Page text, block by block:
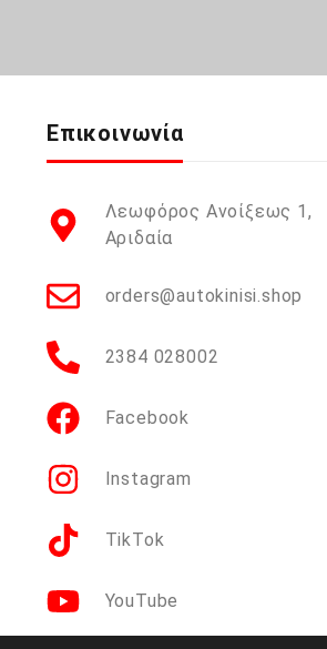
Επικοινωνία
Λεωφόρος Ανοίξεως 1,
Αριδαία
orders@autokinisi.shop
2384 028002
Facebook
Instagram
TikTok
YouTube